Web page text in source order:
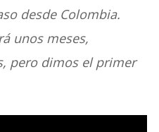
desde Colombia.
unos meses,
pero dimos el primer